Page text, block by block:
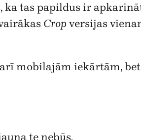
ka tas papildus ir
Cropversijas
mobilajām iekārtām,
te nebūs.